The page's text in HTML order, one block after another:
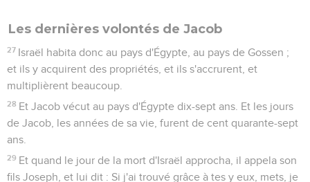
Les dernières volontés de Jacob
27 Israël habita donc au pays d'Égypte, au pays de Gossen ;
et ils y acquirent des propriétés, et ils s'accrurent, et
multiplièrent beaucoup.
28 Et Jacob vécut au pays d'Égypte dix-sept ans. Et les jours
de Jacob, les années de sa vie, furent de cent quarante-sept
ans.
29 Et quand le jour de la mort d'Israël approcha, il appela son
fils Joseph, et lui dit : Si j'ai trouvé grâce à tes y eux, mets, je